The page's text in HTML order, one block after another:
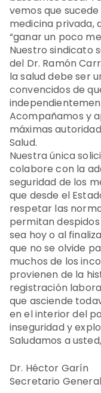
vemos que
medicina privada,
“ganar un poco
Nuestro sindicato
del Dr. Ramón
la salud debe ser
convencidos de
Acompañamos y
máximas
Salud.
Nuestra única
colabore con la
seguridad de los
que desde el
respetar las
permitan
sea hoy o al
que no se olvide
muchos de los
provienen de la
registración
que asciende
en el interior del
inseguridad y
Saludamos a
Dr. Héctor Garín
Secretario